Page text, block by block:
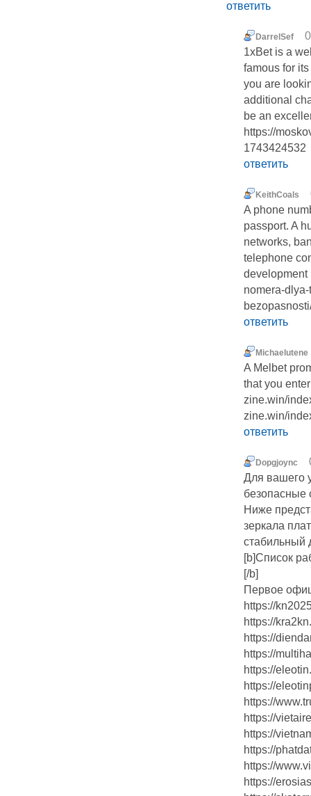
ответить
DarrelSef
1xBet is a
famous for
you are
additional
be an
https://
1743424532
ответить
KeithCoals
A phone
passport. A
networks,
telephone
development
nomera-
ответить
Michaelutene
A Melbet
that you
zine.win/
zine.win/
ответить
Dopgjoync
Для вашего
безопасные
Ниже
зеркала
стабильный
[b]Список
[/b]
Первое
https://
https://
https://
https://
https://
https://
https://
https://
https://
https://
https://
https://